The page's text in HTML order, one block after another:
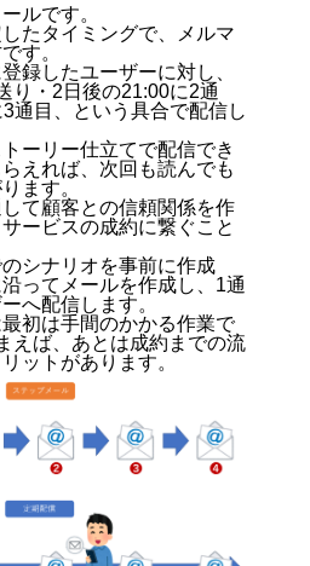
ルです。
たタイミングで、メルマ
す。
録したユーザーに対し、
り・2日後の21:00に2通
通目、という具合で配信し
ーリー仕立てで配信でき
えれば、次回も読んでも
ます。
て顧客との信頼関係を作
ービスの成約に繋ぐこと
シナリオを事前に作成
ってメールを作成し、1通
へ配信します。
初は手間のかかる作業で
えば、あとは成約までの流
ットがあります。